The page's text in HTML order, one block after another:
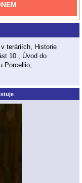
teráriích, Historie
10., Úvod do
Porcellio;